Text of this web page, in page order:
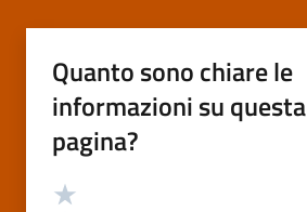
Quanto sono chiare le
informazioni su questa
pagina?
Valutazione